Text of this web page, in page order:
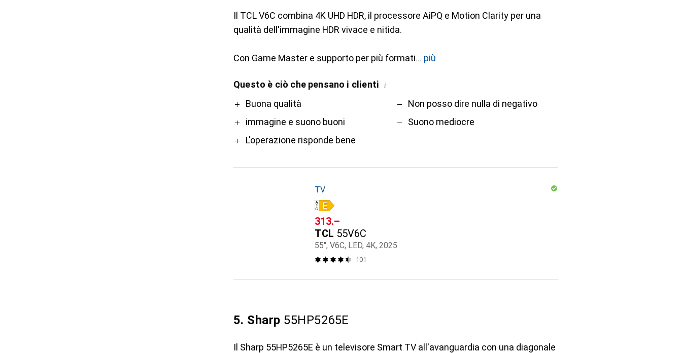
Il TCL V6C combina 4K UHD HDR, il processore AiPQ e Motion Clarity per una
qualità dell'immagine HDR vivace e nitida.
Con Game Master e supporto per più formati più
Questo è ciò che pensano i clienti i
ProBuona qualità
immagine e suono buoni
L'operazione risponde bene
Contro
Non posso dire nulla di negativo
Suono mediocre
TV
CHF
313.–
TCL 55V6C
55", V6C, LED, 4K, 2025
101
5. Sharp 55HP5265E
Il Sharp 55HP5265E è un televisore Smart TV all'avanguardia con una diagonale